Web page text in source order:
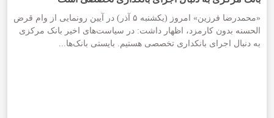
«محمدرضا فرزین» امروز (یکشنبه ۵ آذر) در آیین رونمایی از وام قرض
الحسنه بدون کارمزد، اظهار داشت: در سیاست‌های اخیر بانک مرکزی
به دنبال اجرای بانکداری تخصصی هستیم. بایستی بانک‌ها...